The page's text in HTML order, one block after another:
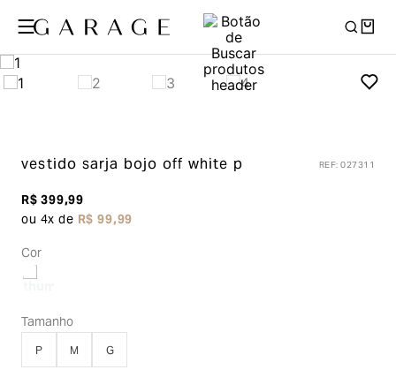
vestido sarja bojo off white p REF:027311
R$399,99
ou 4x de R$99,99
Cor
Tamanho
P M G